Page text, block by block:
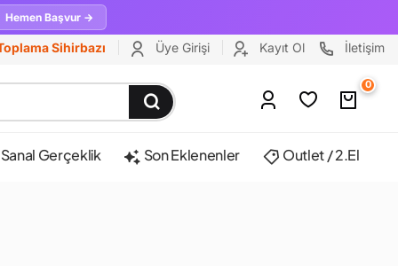
Hemen Başvur →
Sihirbazı Üye Girişi Kayıt Ol İletişim
0
Sanal Gerçeklik Son Eklenenler Outlet / 2.El